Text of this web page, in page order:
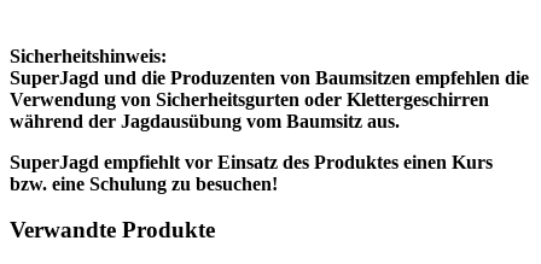
Sicherheitshinweis:
SuperJagd und die Produzenten von Baumsitzen empfehlen die
Verwendung von Sicherheitsgurten oder Klettergeschirren
während der Jagdausübung vom Baumsitz aus.
SuperJagd empfiehlt vor Einsatz des Produktes einen Kurs
bzw. eine Schulung zu besuchen!
Verwandte Produkte